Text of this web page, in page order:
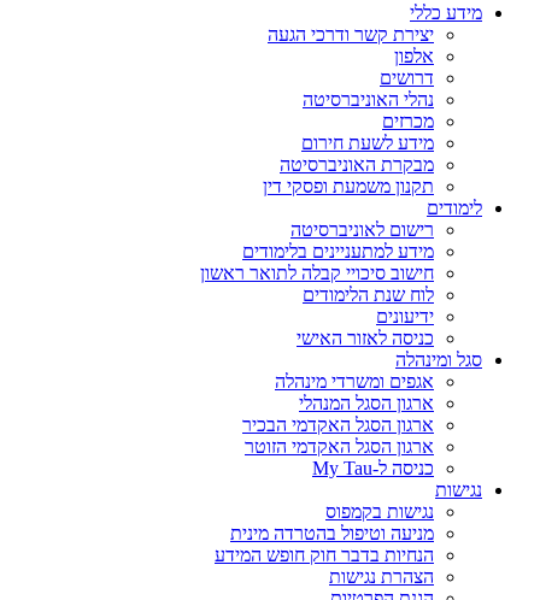
מידע כללי
יצירת קשר ודרכי הגעה
אלפון
דרושים
נהלי האוניברסיטה
מכרזים
מידע לשעת חירום
מבקרת האוניברסיטה
תקנון משמעת ופסקי דין
לימודים
רישום לאוניברסיטה
מידע למתעניינים בלימודים
חישוב סיכויי קבלה לתואר ראשון
לוח שנת הלימודים
ידיעונים
כניסה לאזור האישי
סגל ומינהלה
אגפים ומשרדי מינהלה
ארגון הסגל המנהלי
ארגון הסגל האקדמי הבכיר
ארגון הסגל האקדמי הזוטר
כניסה ל-My Tau
נגישות
נגישות בקמפוס
מניעה וטיפול בהטרדה מינית
הנחיות בדבר חוק חופש המידע
הצהרת נגישות